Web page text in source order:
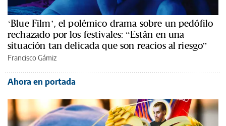
‘Blue Film’, el polémico drama sobre un pedófilo
rechazado por los festivales: “Están en una
situación tan delicada que son reacios al riesgo”
Francisco Gámiz
Ahora en portada